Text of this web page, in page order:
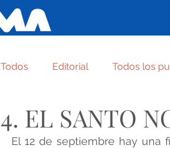
Todos Editorial Todos los
Varie Crónica de familia
4. EL SANTO
El 12 de septiembre hay una